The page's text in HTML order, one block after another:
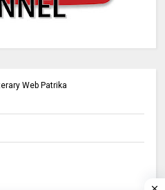
Web Patrika